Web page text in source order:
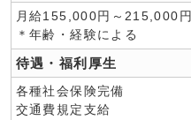
月給155,000円～215,000円
＊年齢・経験による
待遇・福利厚生
各種社会保険完備
交通費規定支給